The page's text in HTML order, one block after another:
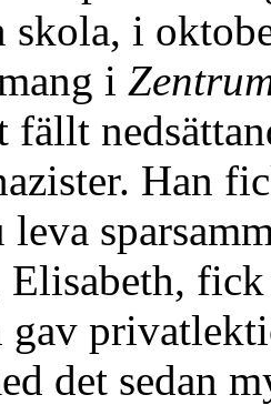
i
i
fällt
Han
gav
det sedan